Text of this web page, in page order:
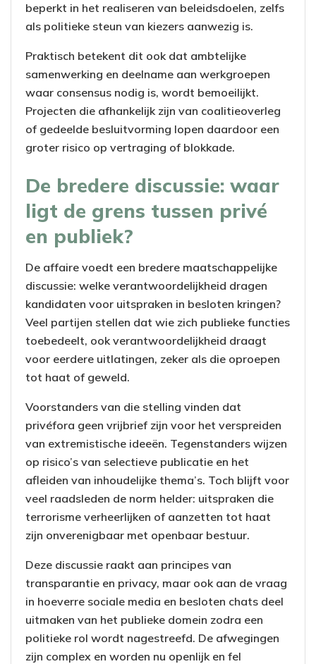
beperkt in het realiseren van beleidsdoelen, zelfs
als politieke steun van kiezers aanwezig is.
Praktisch betekent dit ook dat ambtelijke
samenwerking en deelname aan werkgroepen
waar consensus nodig is, wordt bemoeilijkt.
Projecten die afhankelijk zijn van coalitieoverleg
of gedeelde besluitvorming lopen daardoor een
groter risico op vertraging of blokkade.
De bredere discussie: waar
ligt de grens tussen privé
en publiek?
De affaire voedt een bredere maatschappelijke
discussie: welke verantwoordelijkheid dragen
kandidaten voor uitspraken in besloten kringen?
Veel partijen stellen dat wie zich publieke functies
toebedeelt, ook verantwoordelijkheid draagt
voor eerdere uitlatingen, zeker als die oproepen
tot haat of geweld.
Voorstanders van die stelling vinden dat
privéfora geen vrijbrief zijn voor het verspreiden
van extremistische ideeën. Tegenstanders wijzen
op risico’s van selectieve publicatie en het
afleiden van inhoudelijke thema’s. Toch blijft voor
veel raadsleden de norm helder: uitspraken die
terrorisme verheerlijken of aanzetten tot haat
zijn onverenigbaar met openbaar bestuur.
Deze discussie raakt aan principes van
transparantie en privacy, maar ook aan de vraag
in hoeverre sociale media en besloten chats deel
uitmaken van het publieke domein zodra een
politieke rol wordt nagestreefd. De afwegingen
zijn complex en worden nu openlijk en fel